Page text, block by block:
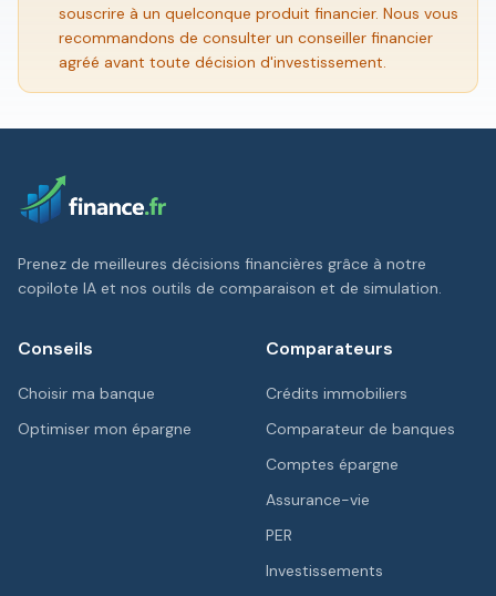
souscrire à un quelconque produit financier. Nous vous
recommandons de consulter un conseiller financier
agréé avant toute décision d'investissement.
Prenez de meilleures décisions financières grâce à notre
copilote IA et nos outils de comparaison et de simulation.
Conseils
Choisir ma banque
Optimiser mon épargne
Comparateurs
Crédits immobiliers
Comparateur de banques
Comptes épargne
Assurance-vie
PER
Investissements